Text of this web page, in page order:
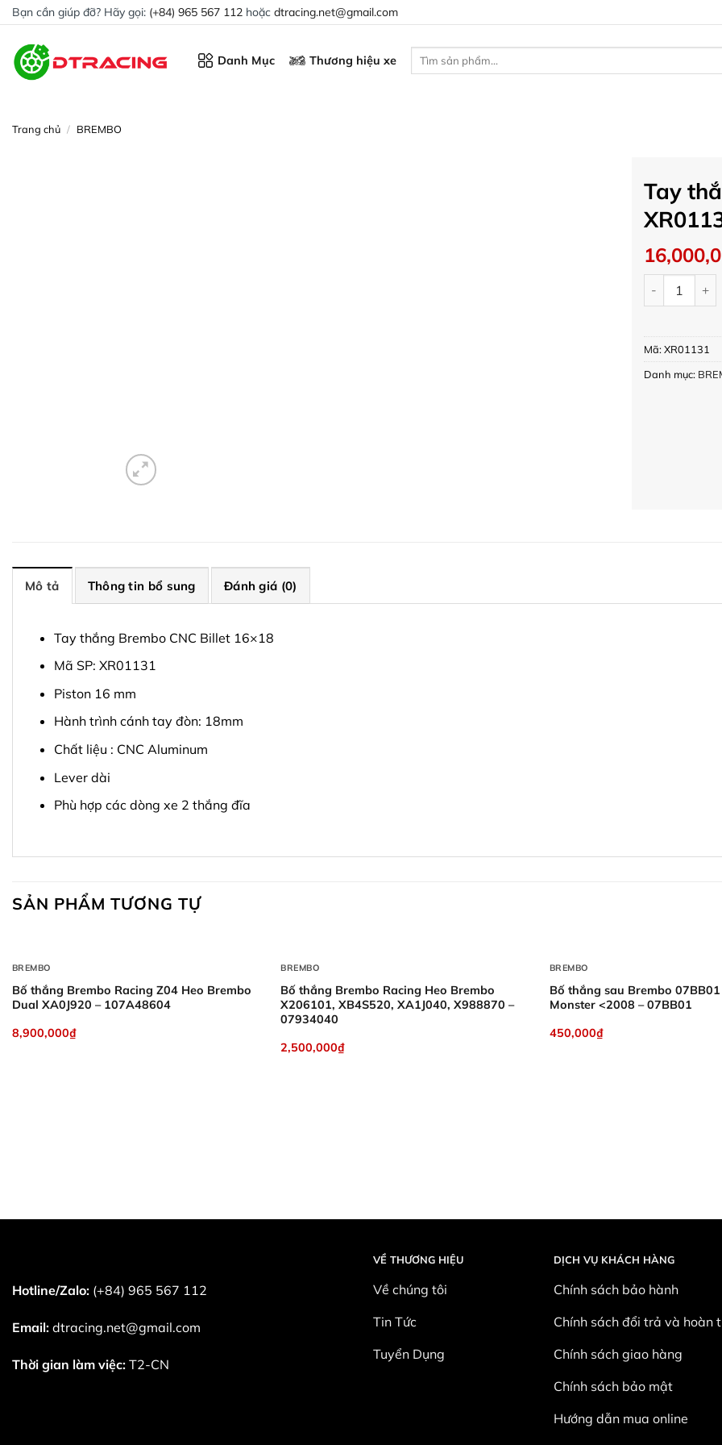
Chuyển
đến
nội
dung
Bạn cần giúp đỡ? Hãy gọi: (+84) 965 567 112 hoặc dtracing.net@gmail.com
Danh Mục Thương hiệu xe
Tìm
Trang chủ / BREMBO
Tay
Mã:XR01131
Danh mục:
Mô tả Thông tin bổ sung Đánh giá (0)
Tay thắng Brembo CNC Billet 16×18
Mã SP: XR01131
Piston 16 mm
Hành trình cánh tay đòn: 18mm
Chất liệu : CNC Aluminum
Lever dài
Phù hợp các dòng xe 2 thắng đĩa
SẢN PHẨM TƯƠNG TỰ
BREMBO
Bố thắng Brembo Racing Z04 Heo Brembo
Dual XA0J920 – 107A48604
8,900,000₫
BREMBO
Bố thắng Brembo Racing Heo Brembo
X206101, XB4S520, XA1J040, X988870 –
07934040
2,500,000₫
BREMBO
Bố thắng sau Brembo
Monster <2008 – 07BB01
450,000₫
Hotline/Zalo: (+84) 965 567 112
Email: dtracing.net@gmail.com
Thời gian làm việc: T2-CN
VỀ THƯƠNG HIỆU
Về chúng tôi
Tin Tức
Tuyển Dụng
DỊCH VỤ KHÁCH HÀNG
Chính sách bảo hành
Chính sách đổi trả và hoàn
Chính sách giao hàng
Chính sách bảo mật
Hướng dẫn mua online